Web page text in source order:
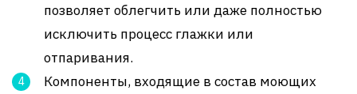
позволяет облегчить или даже полностью
исключить процесс глажки или
отпаривания.
Компоненты, входящие в состав моющих